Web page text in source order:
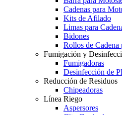
Cadenas para
Kits de Afilado
Limas para
Bidones
Rollos de Cadena
Fumigación y
Fumigadoras
Desinfección de
Reducción de Residuos
Chipeadoras
Línea Riego
Aspersores